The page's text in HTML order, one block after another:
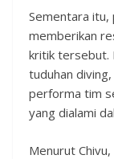
Sementara itu,
memberikan
kritik tersebut.
tuduhan
performa tim
yang dialami
Menurut